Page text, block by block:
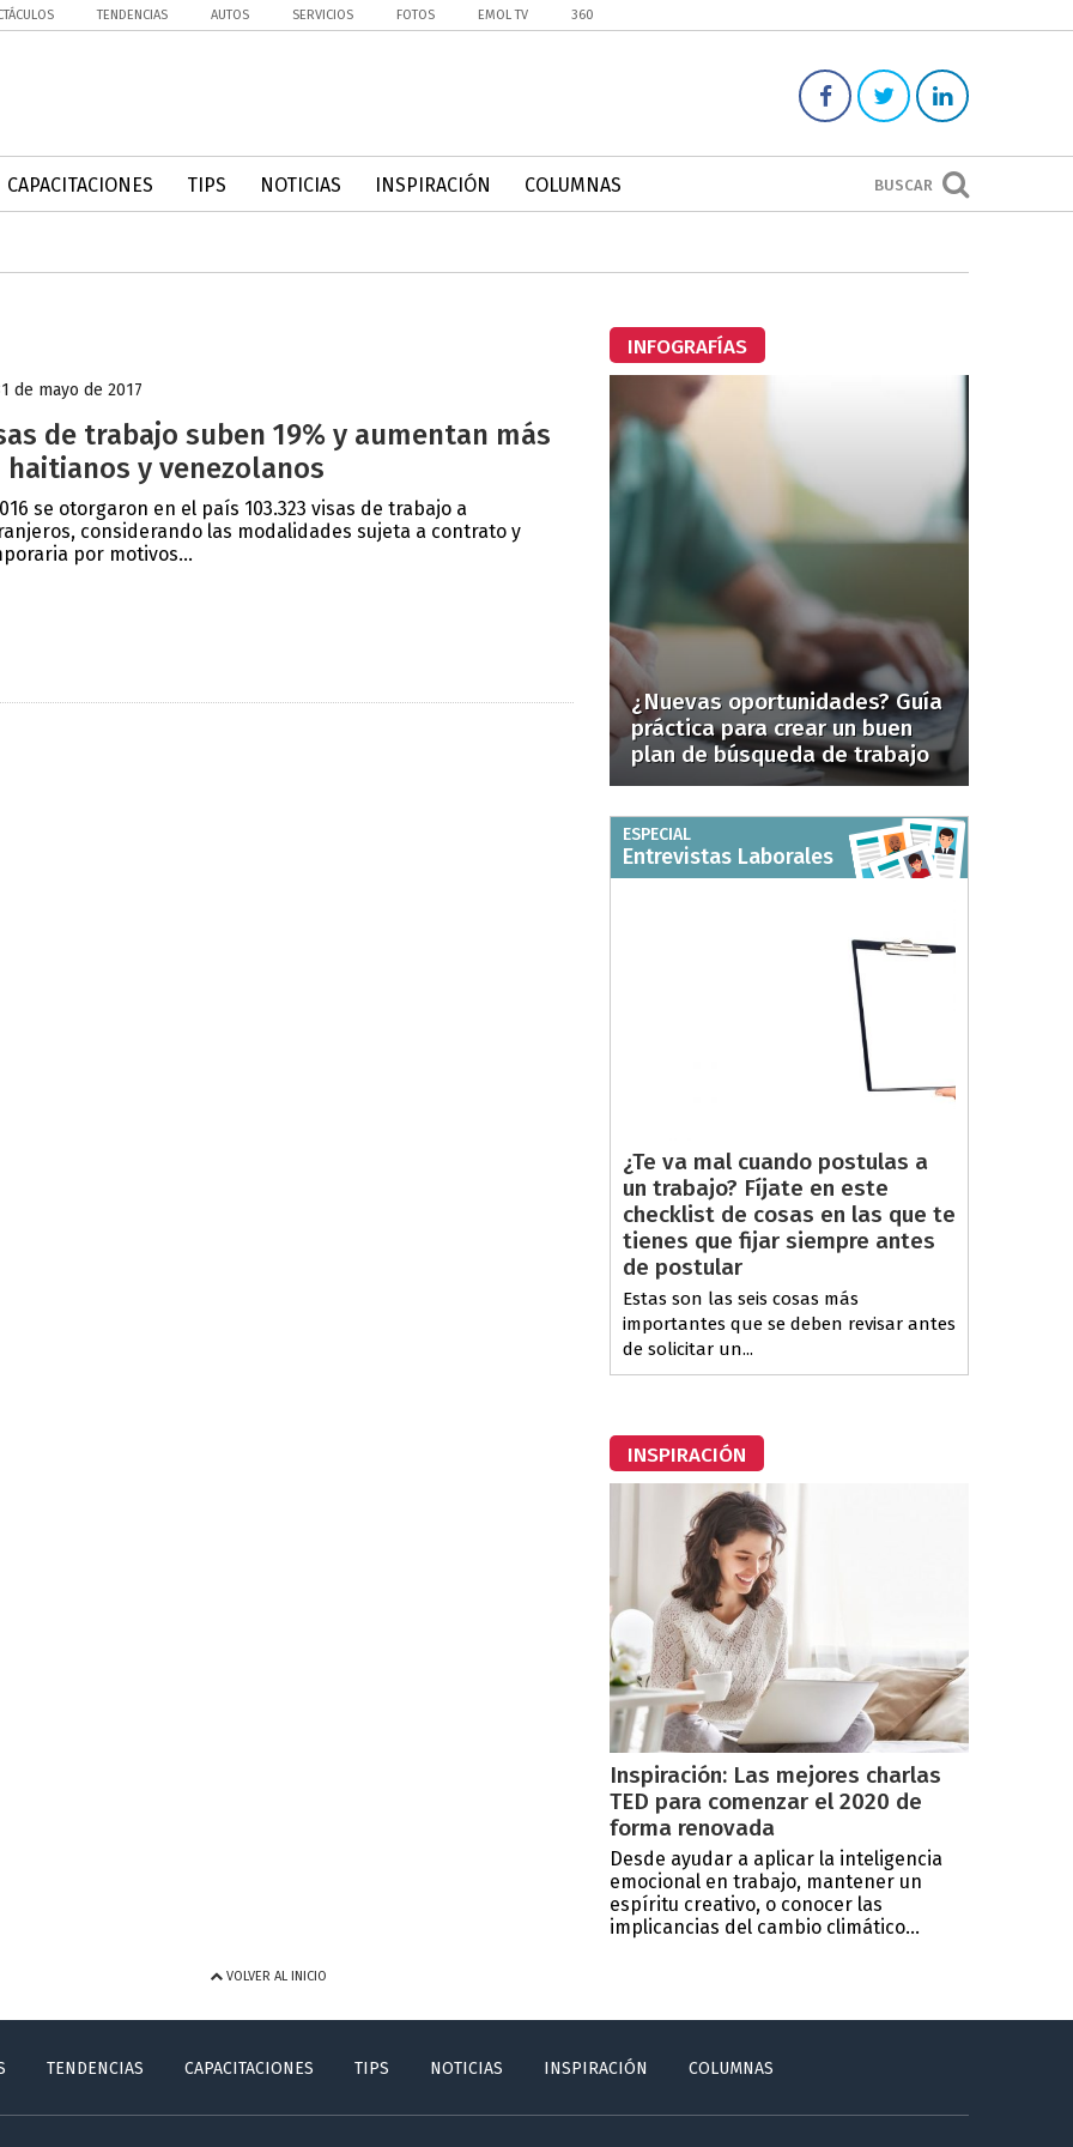
TENDENCIAS AUTOS SERVICIOS FOTOS EMOL TV 360
BUSCAR
CAPACITACIONES TIPS NOTICIAS INSPIRACIÓN COLUMNAS
de mayo de 2017
de trabajo suben 19% y aumentan más
haitianos y venezolanos
se otorgaron en el país 103.323 visas de trabajo a
considerando las modalidades sujeta a contrato y
por motivos...
INFOGRAFÍAS
¿Nuevas oportunidades? Guía
práctica para crear un buen
plan de búsqueda de trabajo
ESPECIAL
Entrevistas Laborales
¿Te va mal cuando postulas a
un trabajo? Fíjate en este
checklist de cosas en las que te
tienes que fijar siempre antes
de postular
Estas son las seis cosas más
importantes que se deben revisar antes
de solicitar un...
INSPIRACIÓN
Inspiración: Las mejores charlas
TED para comenzar el 2020 de
forma renovada
Desde ayudar a aplicar la inteligencia
emocional en trabajo, mantener un
espíritu creativo, o conocer las
implicancias del cambio climático...
VOLVER AL INICIO
TENDENCIAS CAPACITACIONES TIPS NOTICIAS INSPIRACIÓN COLUMNAS